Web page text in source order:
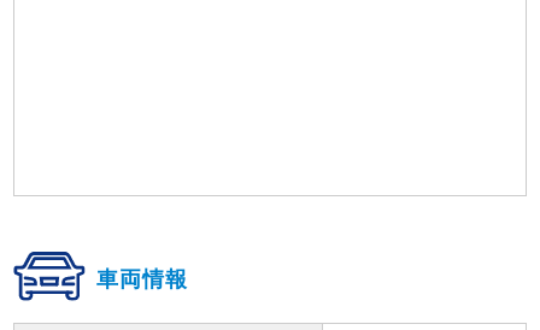
車両情報